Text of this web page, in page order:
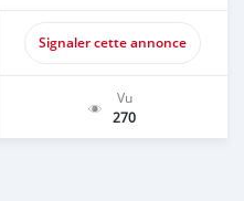
Signaler cette annonce
Vu
270